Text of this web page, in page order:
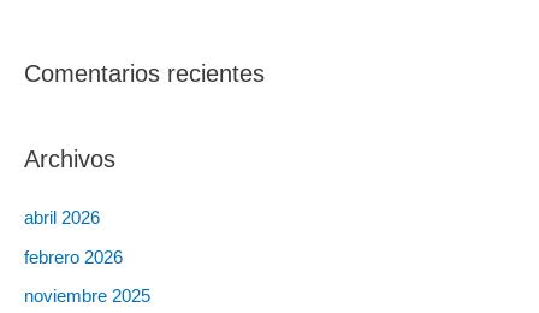
Comentarios recientes
Archivos
abril 2026
febrero 2026
noviembre 2025